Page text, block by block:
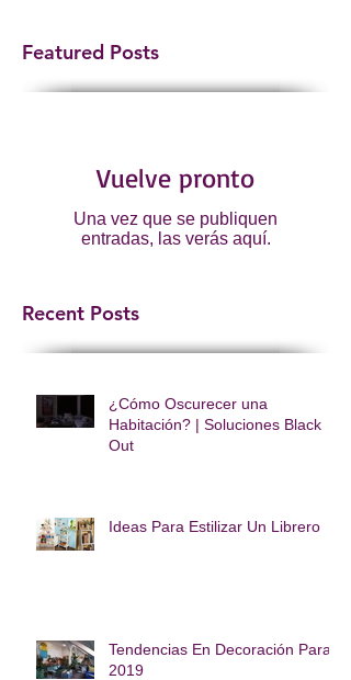
Featured Posts
Vuelve pronto
Una vez que se publiquen
entradas, las verás aquí.
Recent Posts
¿Cómo Oscurecer una
Habitación? | Soluciones Black
Out
Ideas Para Estilizar Un Librero
Tendencias En Decoración Para
2019